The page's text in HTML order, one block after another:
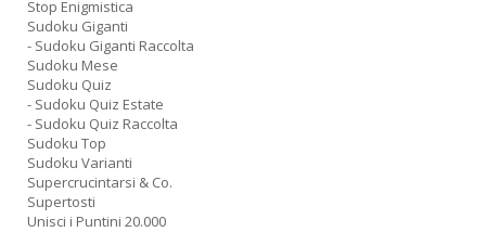
Stop Enigmistica
Sudoku Giganti
- Sudoku Giganti Raccolta
Sudoku Mese
Sudoku Quiz
- Sudoku Quiz Estate
- Sudoku Quiz Raccolta
Sudoku Top
Sudoku Varianti
Supercrucintarsi & Co.
Supertosti
Unisci i Puntini 20.000